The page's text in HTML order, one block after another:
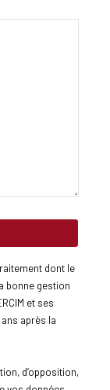
dont le
bonne gestion
et ses
après la
d’opposition,